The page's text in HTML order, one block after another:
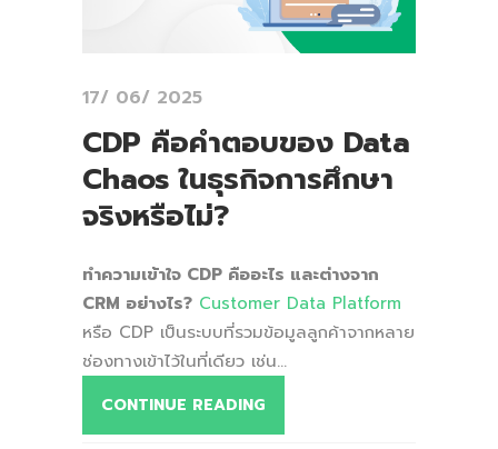
17/ 06/ 2025
CDP คือคำตอบของ Data
Chaos ในธุรกิจการศึกษา
จริงหรือไม่?
ทำความเข้าใจ CDP คืออะไร และต่างจาก
CRM อย่างไร? Customer Data Platform
หรือ CDP เป็นระบบที่รวมข้อมูลลูกค้าจากหลาย
ช่องทางเข้าไว้ในที่เดียว เช่น...
CONTINUE READING